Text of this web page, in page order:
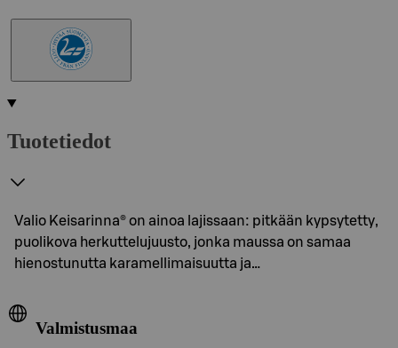
Tuotetiedot
Valio Keisarinna® on ainoa lajissaan: pitkään kypsytetty,
puolikova herkuttelujuusto, jonka maussa on samaa
hienostunutta karamellimaisuutta ja…
Valmistusmaa